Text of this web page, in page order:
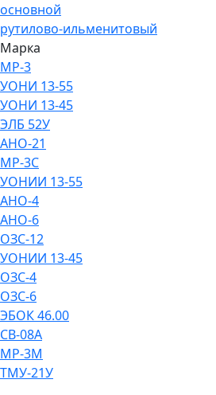
основной
рутилово-ильменитовый
Марка
МР-3
УОНИ 13-55
УОНИ 13-45
ЭЛБ 52У
АНО-21
МР-3С
УОНИИ 13-55
АНО-4
АНО-6
ОЗС-12
УОНИИ 13-45
ОЗС-4
ОЗС-6
ЭБОК 46.00
СВ-08А
МР-3М
ТМУ-21У